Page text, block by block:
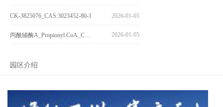
CK-3825076_CAS:3023452-80-1 2026-01-05
2026-01-05
园区介绍